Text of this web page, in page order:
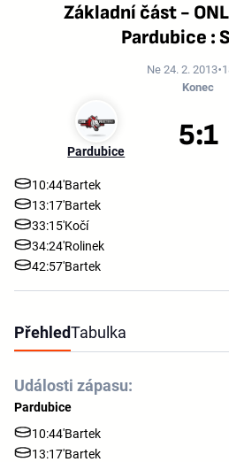
Základní část -
Pardubice :
Ne 24. 2. 2013
Konec
Pardubice 5:1
10:44'Bartek
13:17'Bartek
33:15'Kočí
34:24'Rolinek
42:57'Bartek
PřehledTabulka
Události zápasu:
Pardubice
10:44'Bartek
13:17'Bartek